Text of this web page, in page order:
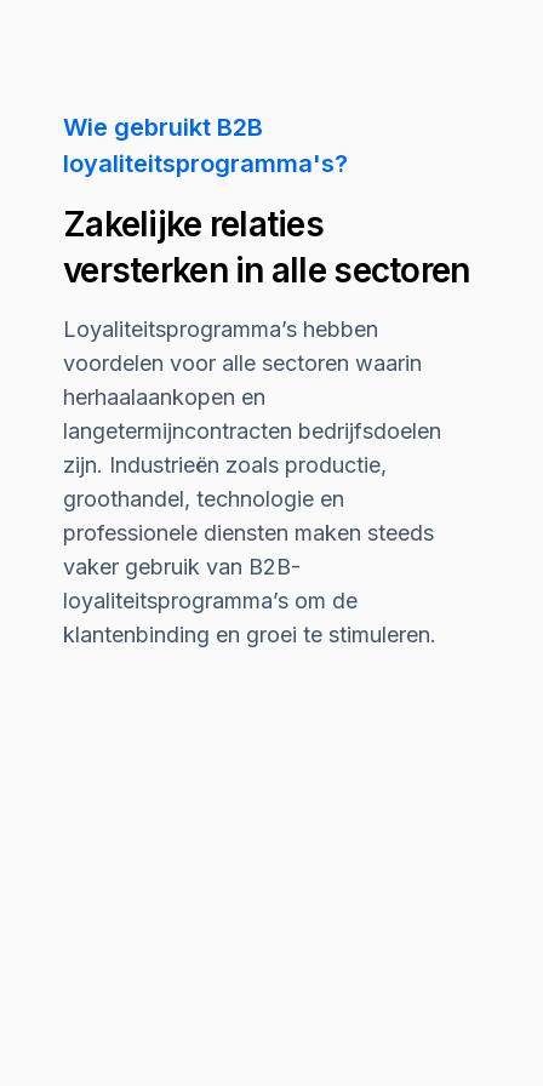
Wie gebruikt B2B
loyaliteitsprogramma's?
Zakelijke relaties
versterken in alle sectoren
Loyaliteitsprogramma’s hebben
voordelen voor alle sectoren waarin
herhaalaankopen en
langetermijncontracten bedrijfsdoelen
zijn. Industrieën zoals productie,
groothandel, technologie en
professionele diensten maken steeds
vaker gebruik van B2B-
loyaliteitsprogramma’s om de
klantenbinding en groei te stimuleren.